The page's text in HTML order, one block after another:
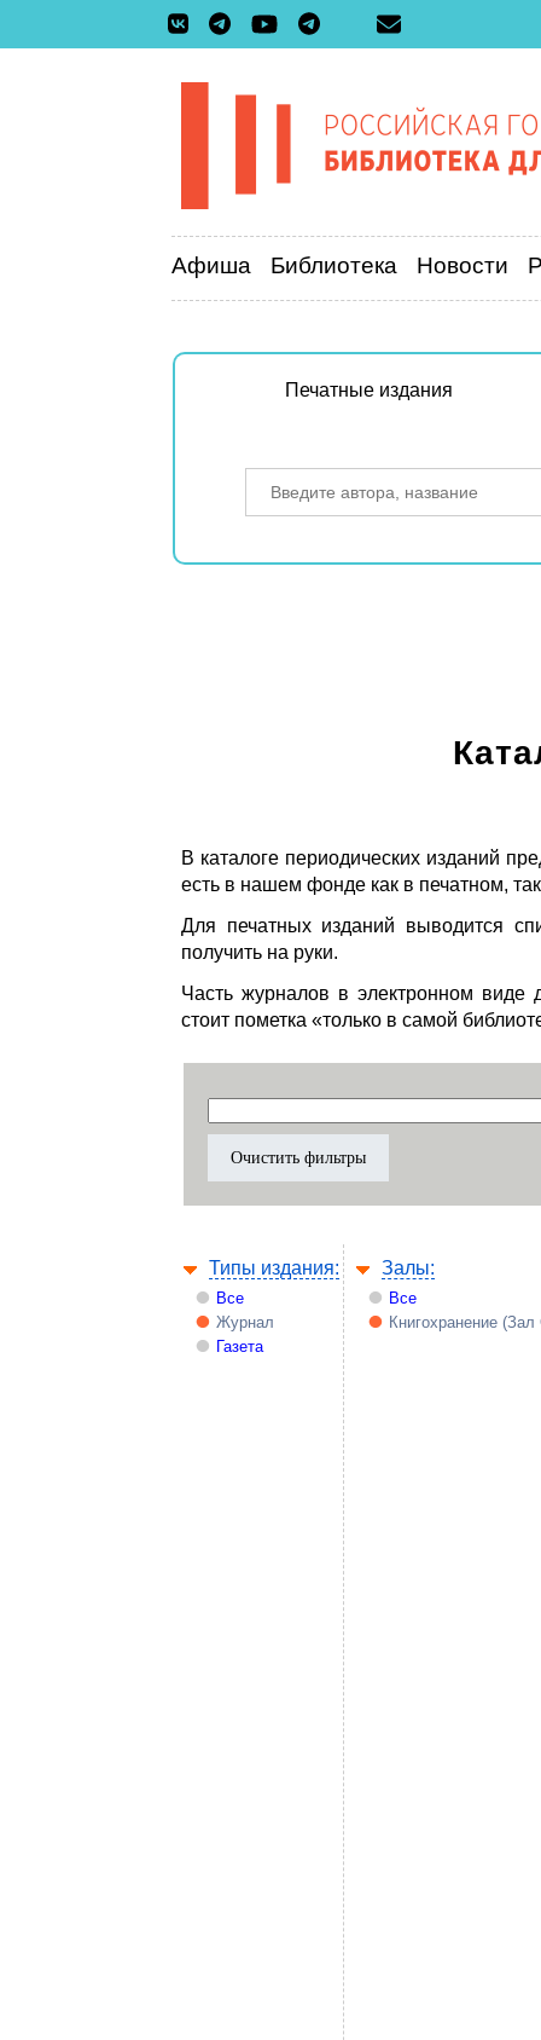
Афиша Библиотека Новости
Печатные издания
В каталоге периодических изданий
есть в нашем фонде как в печатном,
Для печатных изданий выводится
получить на руки.
Часть журналов в электронном виде
стоит пометка «только в самой
Типы издания:
Все
Журнал
Газета
Залы:
Все
Книгохранение